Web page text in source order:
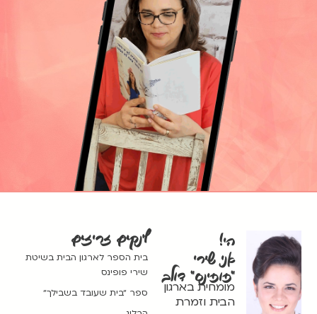
הי!
אני שירי
"פופינס" דולב
מומחית בארגון
הבית וזמרת
לינקים זריזים
בית הספר לארגון הבית בשיטת
שירי פופינס
ספר ״בית שעובד בשבילך״